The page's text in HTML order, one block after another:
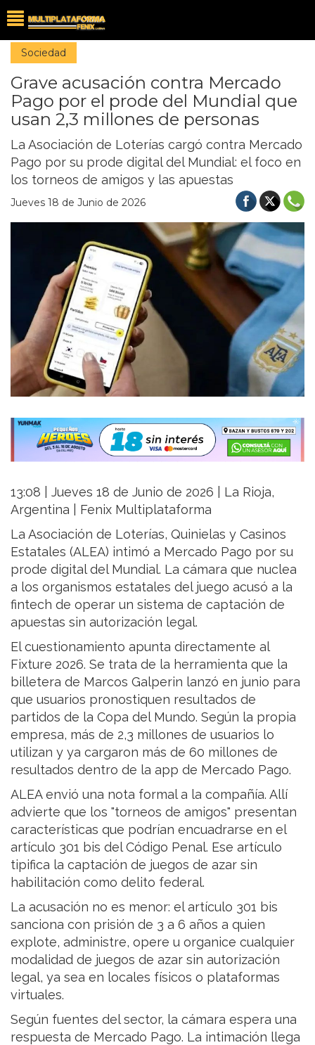
Sociedad
Grave acusación contra Mercado
Pago por el prode del Mundial que
usan 2,3 millones de personas
La Asociación de Loterías cargó contra Mercado
Pago por su prode digital del Mundial: el foco en
los torneos de amigos y las apuestas
Jueves 18 de Junio de 2026
13:08 | Jueves 18 de Junio de 2026 | La Rioja,
Argentina | Fenix Multiplataforma
La Asociación de Loterías, Quinielas y Casinos
Estatales (ALEA) intimó a Mercado Pago por su
prode digital del Mundial. La cámara que nuclea
a los organismos estatales del juego acusó a la
fintech de operar un sistema de captación de
apuestas sin autorización legal.
El cuestionamiento apunta directamente al
Fixture 2026. Se trata de la herramienta que la
billetera de Marcos Galperin lanzó en junio para
que usuarios pronostiquen resultados de
partidos de la Copa del Mundo. Según la propia
empresa, más de 2,3 millones de usuarios lo
utilizan y ya cargaron más de 60 millones de
resultados dentro de la app de Mercado Pago.
ALEA envió una nota formal a la compañía. Allí
advierte que los "torneos de amigos" presentan
características que podrían encuadrarse en el
artículo 301 bis del Código Penal. Ese artículo
tipifica la captación de juegos de azar sin
habilitación como delito federal.
La acusación no es menor: el artículo 301 bis
sanciona con prisión de 3 a 6 años a quien
explote, administre, opere u organice cualquier
modalidad de juegos de azar sin autorización
legal, ya sea en locales físicos o plataformas
virtuales.
Según fuentes del sector, la cámara espera una
respuesta de Mercado Pago. La intimación llega